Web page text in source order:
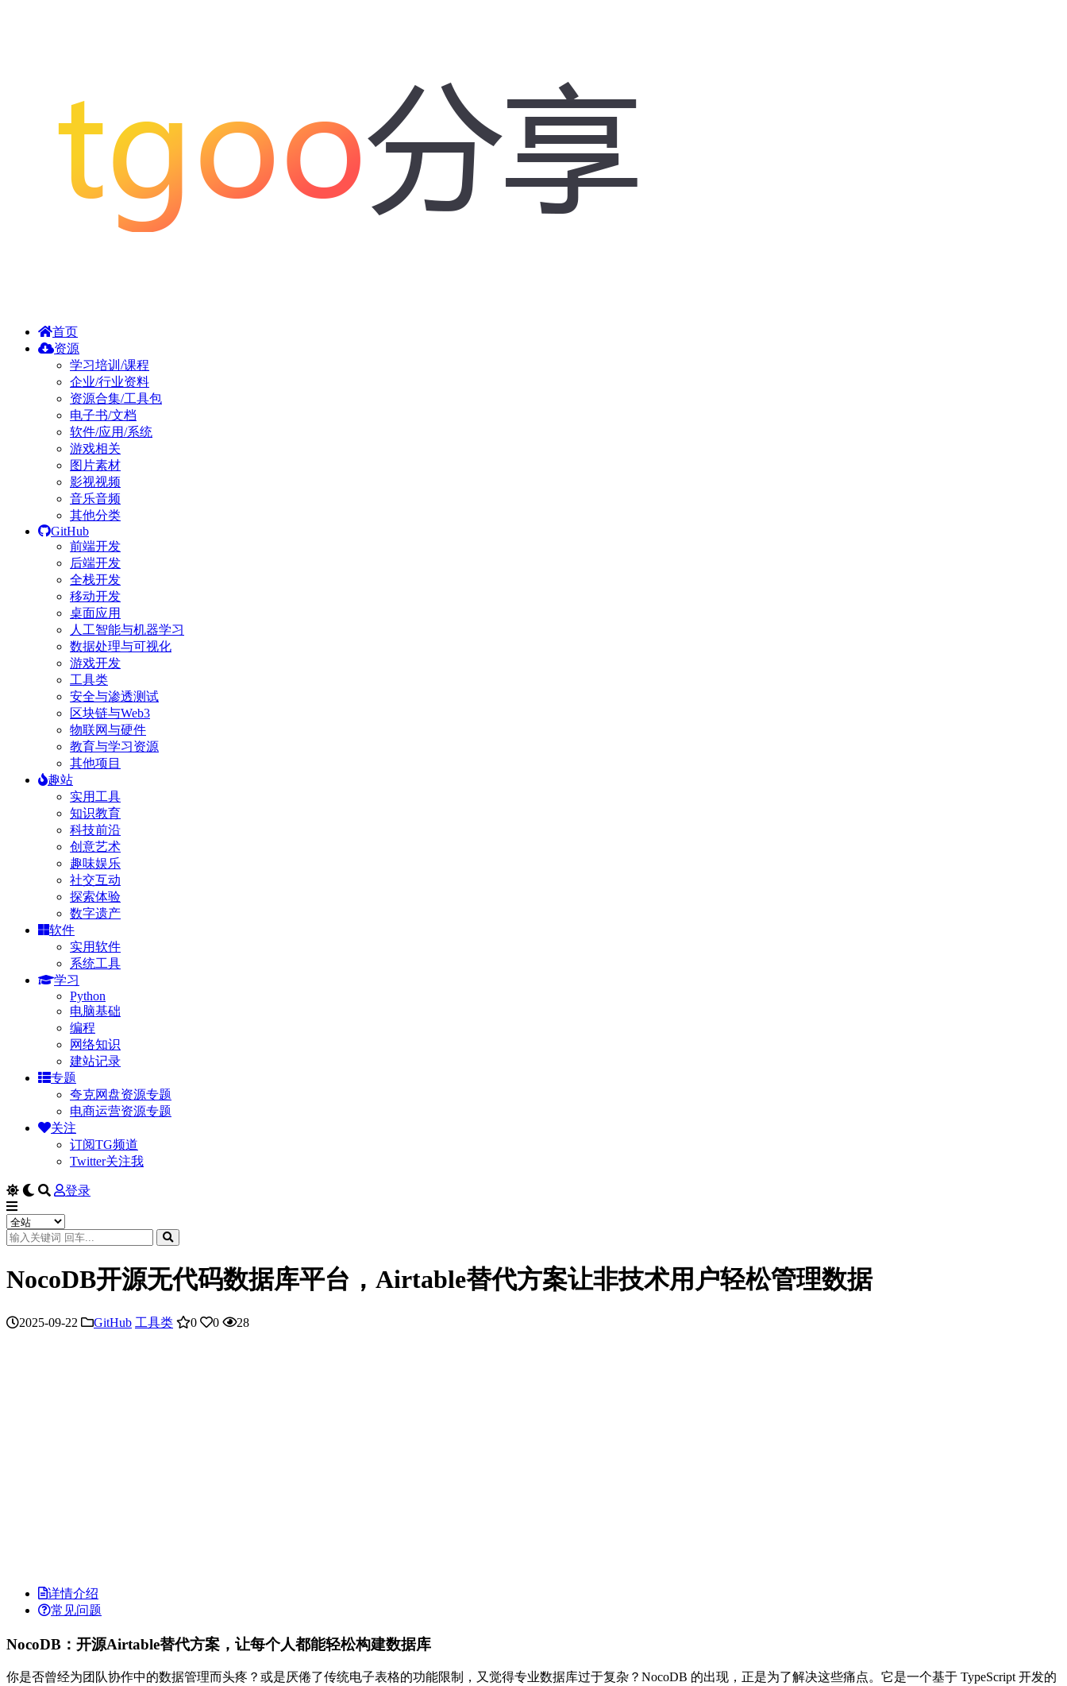
首页
资源
学习培训/课程
企业/行业资料
资源合集/工具包
电子书/文档
软件/应用/系统
游戏相关
图片素材
影视视频
音乐音频
其他分类
GitHub
前端开发
后端开发
全栈开发
移动开发
桌面应用
人工智能与机器学习
数据处理与可视化
游戏开发
工具类
安全与渗透测试
区块链与Web3
物联网与硬件
教育与学习资源
其他项目
趣站
实用工具
知识教育
科技前沿
创意艺术
趣味娱乐
社交互动
探索体验
数字遗产
软件
实用软件
系统工具
学习
Python
电脑基础
编程
网络知识
建站记录
专题
夸克网盘资源专题
电商运营资源专题
关注
订阅TG频道
Twitter关注我
登录
NocoDB开源无代码数据库平台，Airtable替代方案让非技术用户轻松管理数据
2025-09-22 GitHub 工具类 0 0 28
详情介绍
常见问题
NocoDB：开源Airtable替代方案，让每个人都能轻松构建数据库
你是否曾经为团队协作中的数据管理而头疼？或是厌倦了传统电子表格的功能限制，又觉得专业数据库过于复杂？NocoDB 的出现，正是为了解决这些痛点。它是一个基于 TypeScript 开发的